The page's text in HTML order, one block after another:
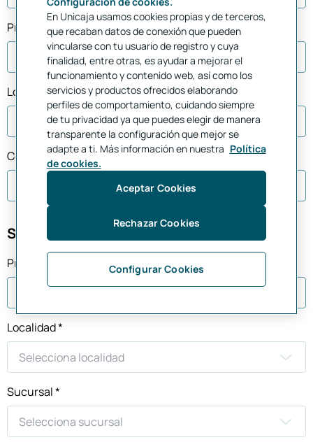
Provincia
Localidad
Código postal *
Selecciona una oficina
Provincia *
Localidad *
Sucursal *
En Unicaja usamos cookies propias y de terceros,
que recaban datos de conexión que pueden
vincularse con tu usuario de registro y cuya
finalidad, entre otras, es ayudar a mejorar el
funcionamiento y contenido web, así como los
servicios y productos ofrecidos elaborando
perfiles de comportamiento, cuidando siempre
de tu privacidad ya que puedes elegir de manera
transparente la configuración que mejor se
adapte a ti. Más información en nuestra Política
de cookies.
Configurar Cookies
Rechazar Cookies
Aceptar Cookies